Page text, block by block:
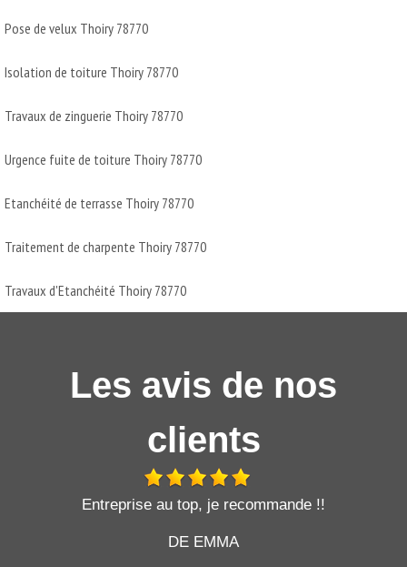
Pose de velux Thoiry 78770
Isolation de toiture Thoiry 78770
Travaux de zinguerie Thoiry 78770
Urgence fuite de toiture Thoiry 78770
Etanchéité de terrasse Thoiry 78770
Traitement de charpente Thoiry 78770
Travaux d'Etanchéité Thoiry 78770
Les avis de nos
clients
Entreprise au top, je recommande !!
DE EMMA